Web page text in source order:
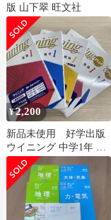
版 山下翠 旺文社
¥2,200
新品未使用 好学出版
ウイニング 中学1年 教
科書準拠教材 5冊セッ
ト